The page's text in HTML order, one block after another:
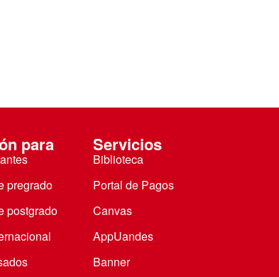
para
pregrado
postgrado
Servicios
Biblioteca
Portal de Pagos
Canvas
AppUandes
Banner